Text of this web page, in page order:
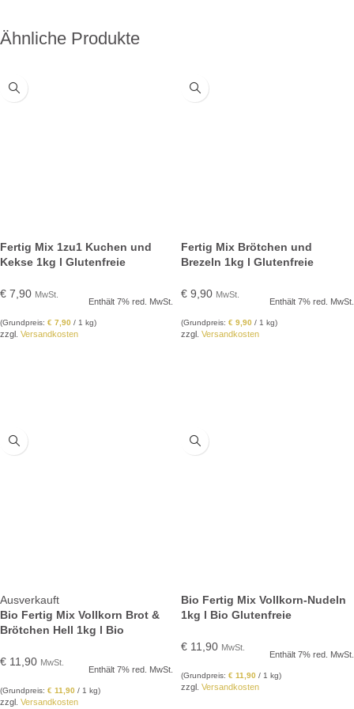
Ähnliche Produkte
Fertig Mix 1zu1 Kuchen und
Kekse 1kg l Glutenfreie
€ 7,90 MwSt.
Enthält 7% red. MwSt.
(Grundpreis: € 7,90 / 1 kg)
zzgl. Versandkosten
Fertig Mix Brötchen und
Brezeln 1kg l Glutenfreie
€ 9,90 MwSt.
Enthält 7% red. MwSt.
(Grundpreis: € 9,90 / 1 kg)
zzgl. Versandkosten
Ausverkauft
Bio Fertig Mix Vollkorn Brot &
Brötchen Hell 1kg l Bio
€ 11,90 MwSt.
Enthält 7% red. MwSt.
(Grundpreis: € 11,90 / 1 kg)
zzgl. Versandkosten
Bio Fertig Mix Vollkorn-Nudeln
1kg l Bio Glutenfreie
€ 11,90 MwSt.
Enthält 7% red. MwSt.
(Grundpreis: € 11,90 / 1 kg)
zzgl. Versandkosten